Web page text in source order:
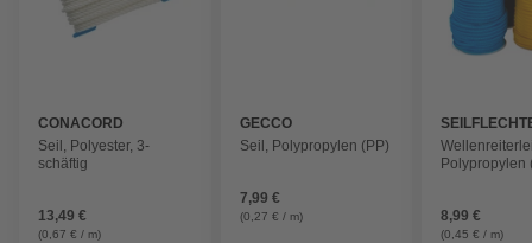
CONACORD
Seil, Polyester, 3-
schäftig
13,49 €
(0,67 € / m)
GECCO
Seil, Polypropylen (PP)
7,99 €
(0,27 € / m)
Polypropylen
8,99 €
(0,45 € / m)